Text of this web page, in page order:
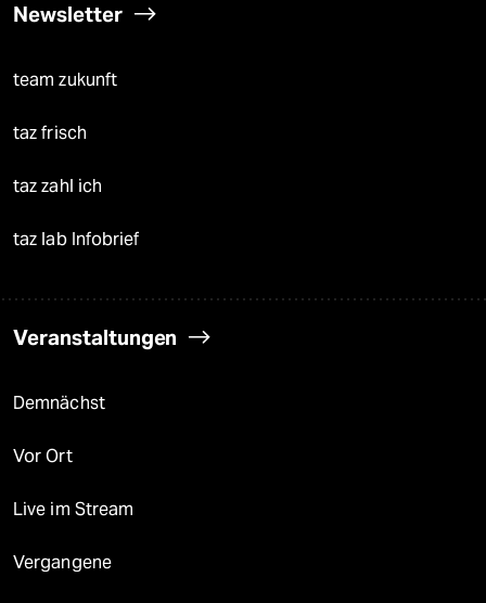
Newsletter
team zukunft
taz frisch
taz zahl ich
taz lab Infobrief
Veranstaltungen
Demnächst
Vor Ort
Live im Stream
Vergangene